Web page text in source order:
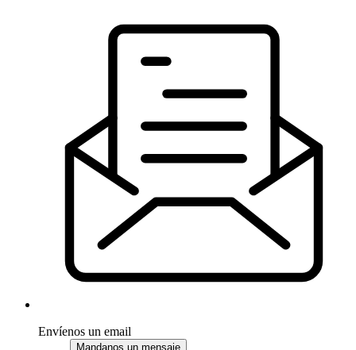
Envíenos un email
Mandanos un mensaje